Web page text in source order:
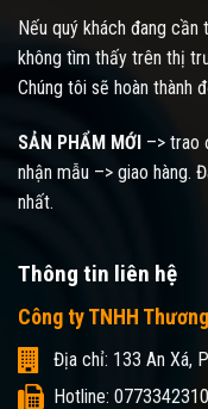
Nếu quý khách đang
không tìm thấy trên thị
Chúng tôi sẽ hoàn thành
SẢN PHẨM MỚI –> trao
nhận mẫu –> giao hàng.
nhất.
Thông tin liên hệ
Công ty TNHH
Địa chỉ: 133 An Xá,
Hotline: 0773342310